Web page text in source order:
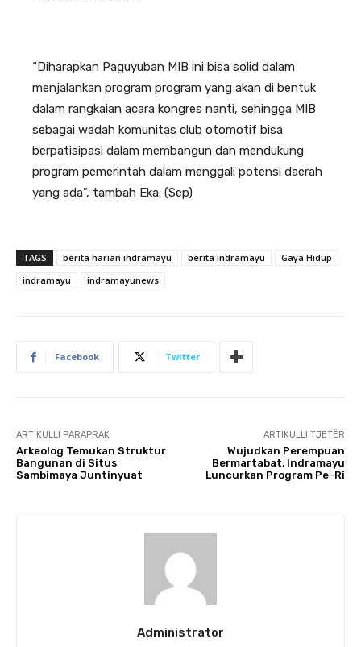
“Diharapkan Paguyuban MIB ini bisa solid dalam
menjalankan program program yang akan di bentuk
dalam rangkaian acara kongres nanti, sehingga MIB
sebagai wadah komunitas club otomotif bisa
berpatisipasi dalam membangun dan mendukung
program pemerintah dalam menggali potensi daerah
yang ada”, tambah Eka. (Sep)
TAGS berita harian indramayu berita indramayu
Gaya Hidup
indramayu
indramayunews
Facebook Twitter
ARTIKULLI PARAPRAK
Arkeolog Temukan Struktur
Bangunan di Situs
Sambimaya Juntinyuat
ARTIKULLI TJETËR
Wujudkan Perempuan
Bermartabat, Indramayu
Luncurkan Program Pe-Ri
Administrator